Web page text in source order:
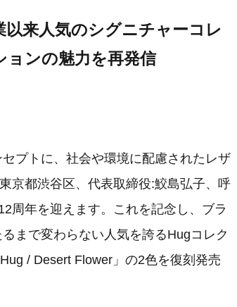
来人気のシグニチャーコレ
ョンの魅力を再発信
プトに、社会や環境に配慮されたレザ
京都渋谷区、代表取締役:鮫島弘子、呼
周年を迎えます。これを記念し、ブラ
まで変わらない人気を誇るHugコレク
/ Desert Flower」の2色を復刻発売